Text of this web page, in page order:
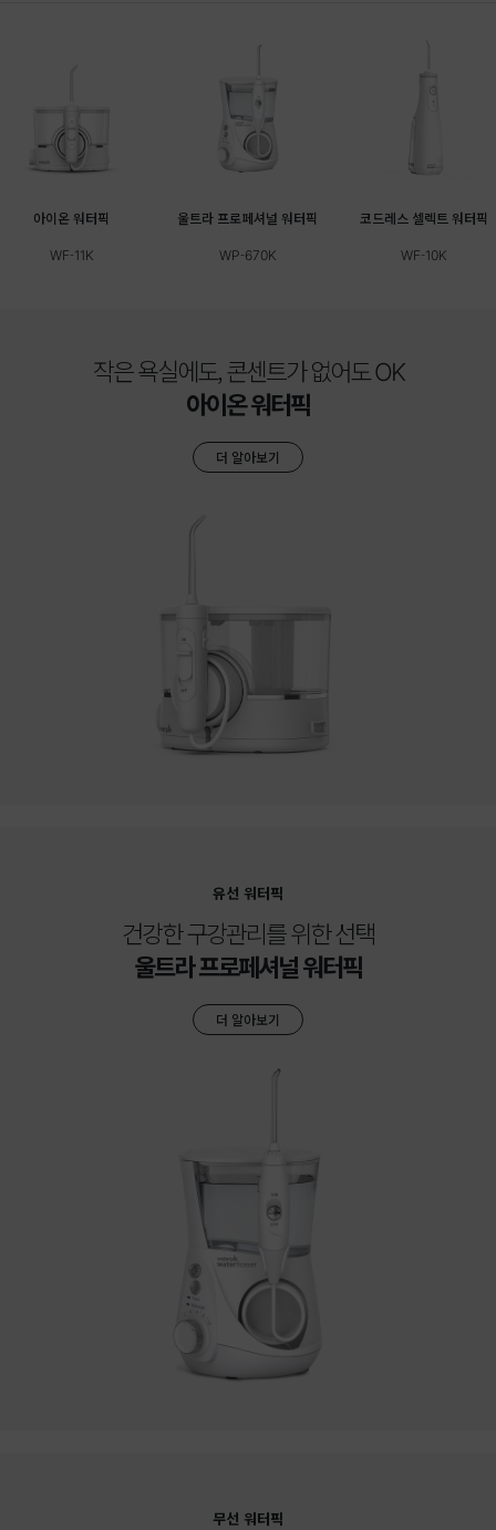
아이온 워터픽
WF-11K
울트라 프로페셔널 워터픽
WP-670K
코드레스 셀렉트 워터픽
WF-10K
작은 욕실에도, 콘센트가 없어도 OK
아이온 워터픽
더 알아보기
유선 워터픽
건강한 구강관리를 위한 선택
울트라 프로페셔널 워터픽
더 알아보기
무선 워터픽